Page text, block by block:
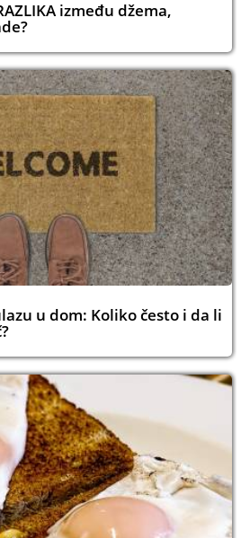
između džema,
u dom: Koliko često i da li